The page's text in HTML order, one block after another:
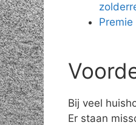
Bij veel
Er staan